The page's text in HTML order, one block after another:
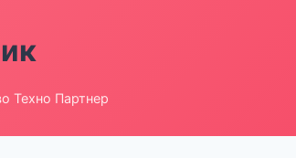
Техно Партнер